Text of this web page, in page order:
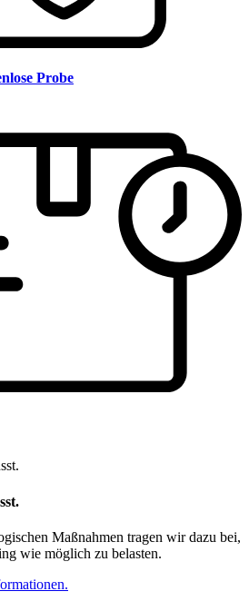
Probe
Maßnahmen tragen wir dazu bei,
wie möglich zu belasten.